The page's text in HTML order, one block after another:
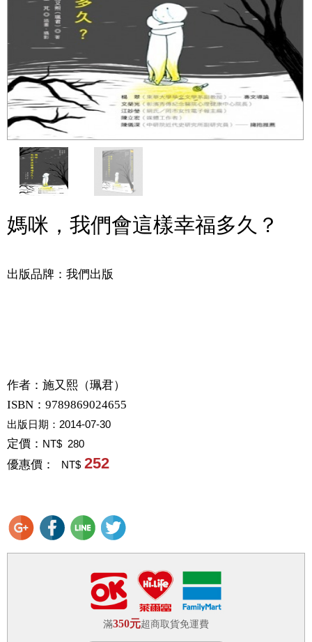
媽咪，我們會這樣幸福多久？
出版品牌：我們出版
作者： 施又熙（珮君）
ISBN：9789869024655
出版日期： 2014-07-30
定價： NT$ 280
優惠價： NT$ 252
滿350元超商取貨免運費